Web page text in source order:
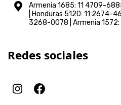
Armenia 1685: 11 4709-
| Honduras 5120: 11 2674-
3268-0078 | Armenia
Redes sociales